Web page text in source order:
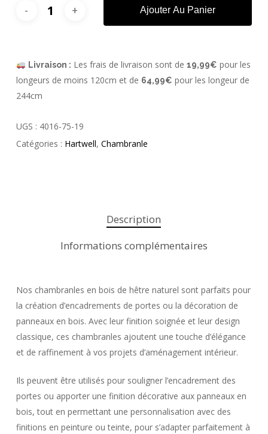
Ajouter Au Panier
Livraison : Les frais de livraison sont de 19,99€ pour les
longeurs de moins 120cm et de 64,99€ pour les longeur de
244cm
UGS : 4016-75-19
Catégories : Hartwell, Chambranle
Description
Informations complémentaires
Nos chambranles en bois de hêtre naturel sont parfaits pour
la création d’encadrements de portes ou la décoration de
panneaux en bois. Avec leur finition soignée et leur design
classique, ces chambranles ajoutent une touche d’élégance
et de raffinement à vos projets d’aménagement intérieur.
Ils peuvent être utilisés pour souligner l’encadrement des
portes ou apporter une finition décorative aux panneaux en
bois, tout en permettant une personnalisation avec des
finitions en peinture ou teinte, pour s’adapter parfaitement à